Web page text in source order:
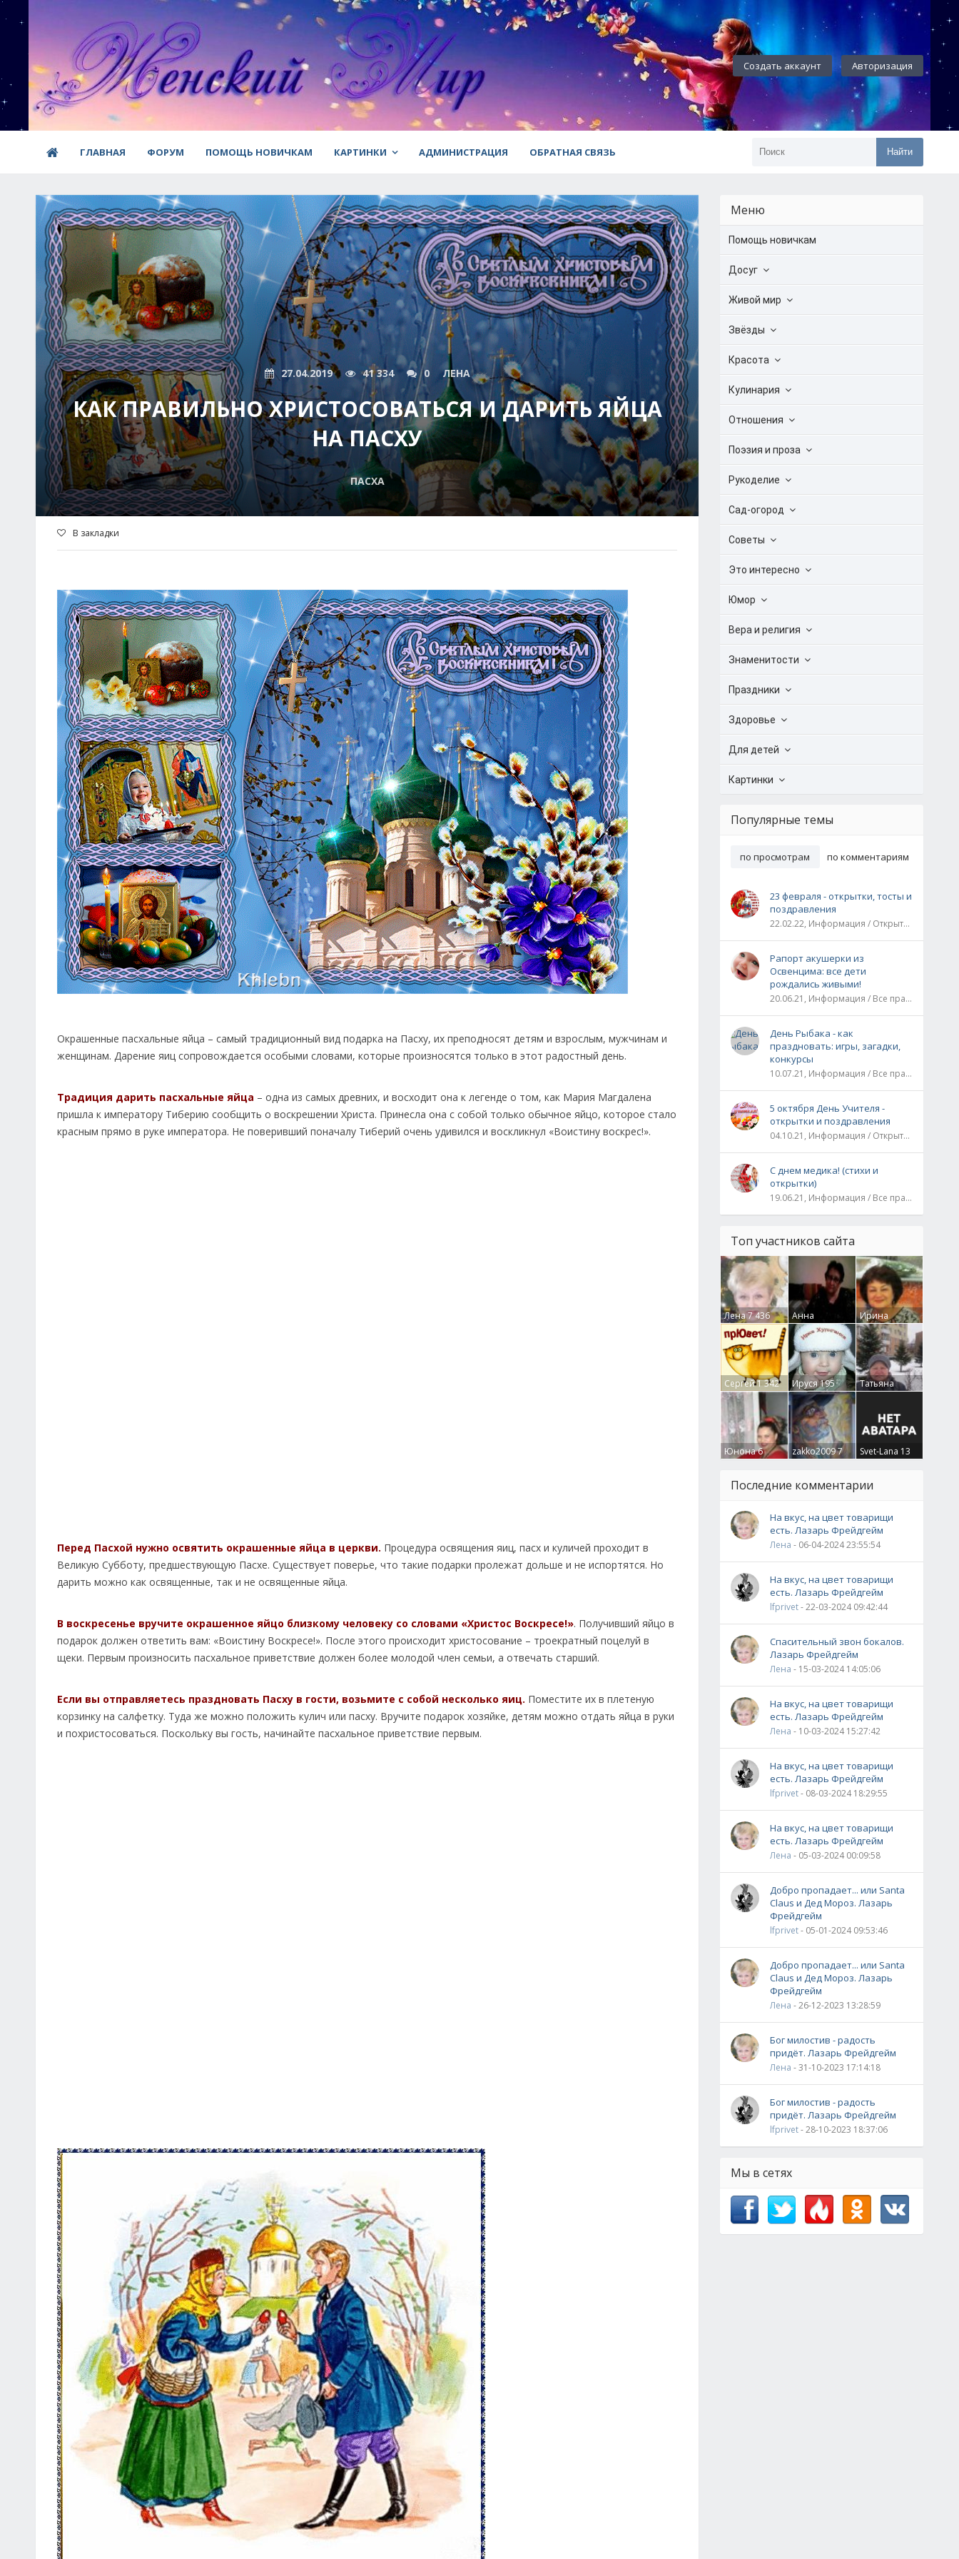
Создать аккаунт Авторизация
ГЛАВНАЯ ФОРУМ ПОМОЩЬ НОВИЧКАМ КАРТИНКИ АДМИНИСТРАЦИЯ ОБРАТНАЯ СВЯЗЬ Найти
27.04.2019 41 334 0 ЛЕНА
КАК ПРАВИЛЬНО ХРИСТОСОВАТЬСЯ И ДАРИТЬ ЯЙЦА
НА ПАСХУ
ПАСХА
В закладки
Окрашенные пасхальные яйца – самый традиционный вид подарка на Пасху, их преподносят детям и взрослым, мужчинам и
женщинам. Дарение яиц сопровождается особыми словами, которые произносятся только в этот радостный день.
Традиция дарить пасхальные яйца – одна из самых древних, и восходит она к легенде о том, как Мария Магдалена
пришла к императору Тиберию сообщить о воскрешении Христа. Принесла она с собой только обычное яйцо, которое стало
красным прямо в руке императора. Не поверивший поначалу Тиберий очень удивился и воскликнул «Воистину воскрес!».
Перед Пасхой нужно освятить окрашенные яйца в церкви. Процедура освящения яиц, пасх и куличей проходит в
Великую Субботу, предшествующую Пасхе. Существует поверье, что такие подарки пролежат дольше и не испортятся. Но
дарить можно как освященные, так и не освященные яйца.
В воскресенье вручите окрашенное яйцо близкому человеку со словами «Христос Воскресе!». Получивший яйцо в
подарок должен ответить вам: «Воистину Воскресе!». После этого происходит христосование – троекратный поцелуй в
щеки. Первым произносить пасхальное приветствие должен более молодой член семьи, а отвечать старший.
Если вы отправляетесь праздновать Пасху в гости, возьмите с собой несколько яиц. Поместите их в плетеную
корзинку на салфетку. Туда же можно положить кулич или пасху. Вручите подарок хозяйке, детям можно отдать яйца в руки
и похристосоваться. Поскольку вы гость, начинайте пасхальное приветствие первым.
Меню
Помощь новичкам
Досуг
Живой мир
Звёзды
Красота
Кулинария
Отношения
Поэзия и проза
Рукоделие
Сад-огород
Советы
Это интересно
Юмор
Вера и религия
Знаменитости
Праздники
Здоровье
Для детей
Картинки
Популярные темы
по просмотрам по комментариям
23 февраля - открытки, тосты и
поздравления
22.02.22, Информация / Открытки / Все праздники
Рапорт акушерки из
Освенцима: все дети
рождались живыми!
20.06.21, Информация / Все праздники / Рассказы и истории
День Рыбака - как
праздновать: игры, загадки,
конкурсы
10.07.21, Информация / Все праздники
5 октября День Учителя -
открытки и поздравления
04.10.21, Информация / Открытки / Все праздники
С днем медика! (стихи и
открытки)
19.06.21, Информация / Все праздники
Топ участников сайта
Лена7 436
Анна
Гумлевая0
Ирина
Бруцкая41
Сергей1 342 Ируся195
Татьяна
Крючкова0
Юнона6 zakko20097 Svet-Lana 13
Последние комментарии
На вкус, на цвет товарищи
есть. Лазарь Фрейдгейм
Лена - 06-04-2024 23:55:54
На вкус, на цвет товарищи
есть. Лазарь Фрейдгейм
lfprivet- 22-03-2024 09:42:44
Спасительный звон бокалов.
Лазарь Фрейдгейм
Лена - 15-03-2024 14:05:06
На вкус, на цвет товарищи
есть. Лазарь Фрейдгейм
Лена - 10-03-2024 15:27:42
На вкус, на цвет товарищи
есть. Лазарь Фрейдгейм
lfprivet- 08-03-2024 18:29:55
На вкус, на цвет товарищи
есть. Лазарь Фрейдгейм
Лена - 05-03-2024 00:09:58
Добро пропадает... или Santa
Claus и Дед Мороз. Лазарь
Фрейдгейм
lfprivet- 05-01-2024 09:53:46
Добро пропадает... или Santa
Claus и Дед Мороз. Лазарь
Фрейдгейм
Лена - 26-12-2023 13:28:59
Бог милостив - радость
придёт. Лазарь Фрейдгейм
Лена - 31-10-2023 17:14:18
Бог милостив - радость
придёт. Лазарь Фрейдгейм
lfprivet- 28-10-2023 18:37:06
Мы в сетях